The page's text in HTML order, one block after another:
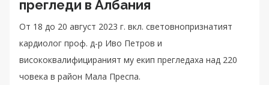
прегледи в Албания
От 18 до 20 август 2023 г. вкл. световнопризнатият
кардиолог проф. д-р Иво Петров и
висококвалифицираният му екип прегледаха над 220
човека в район Мала Преспа.